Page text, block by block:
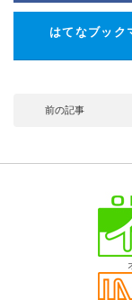
はてなブック
前の記事